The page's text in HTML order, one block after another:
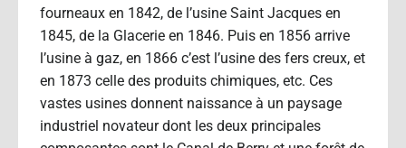
fourneaux en 1842, de l’usine Saint Jacques en
1845, de la Glacerie en 1846. Puis en 1856 arrive
l’usine à gaz, en 1866 c’est l’usine des fers creux, et
en 1873 celle des produits chimiques, etc. Ces
vastes usines donnent naissance à un paysage
industriel novateur dont les deux principales